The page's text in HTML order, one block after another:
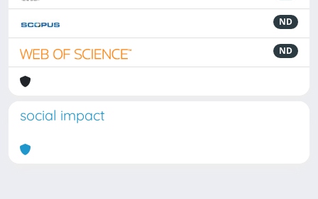
ND
ND
social impact